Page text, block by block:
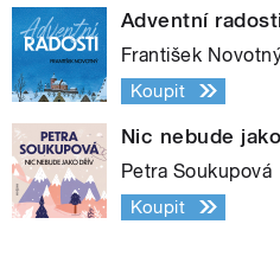
Adventní radosti
František
Koupit
Nic nebude
Petra Soukupová
Koupit